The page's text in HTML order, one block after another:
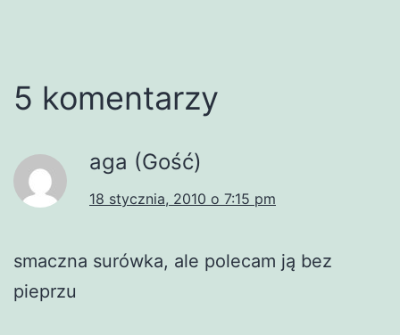
5 komentarzy
aga (Gość)
18 stycznia, 2010 o 7:15 pm
smaczna surówka, ale polecam ją bez
pieprzu